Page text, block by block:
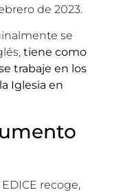
de 2023.
se
tiene como
trabaje en los
Iglesia en
recoge,